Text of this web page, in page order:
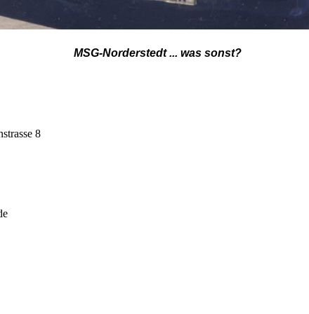
MSG-Norderstedt ... was sonst?
8